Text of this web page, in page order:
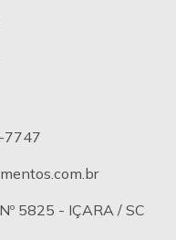
7747
5825 - IÇARA / SC